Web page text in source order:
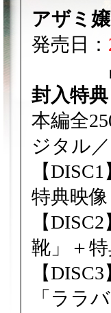
アザミ
発売日：
封入特
本編全
ジタル
【
特典映
【
靴」＋
【
「ララ